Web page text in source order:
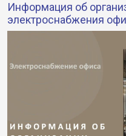
Информация об
электроснабжения